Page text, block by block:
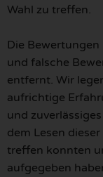
Wahl zu treffen.
Die
und falsche
entfernt. Wir
aufrichtige
und
dem Lesen
treffen konnten
aufgegeben